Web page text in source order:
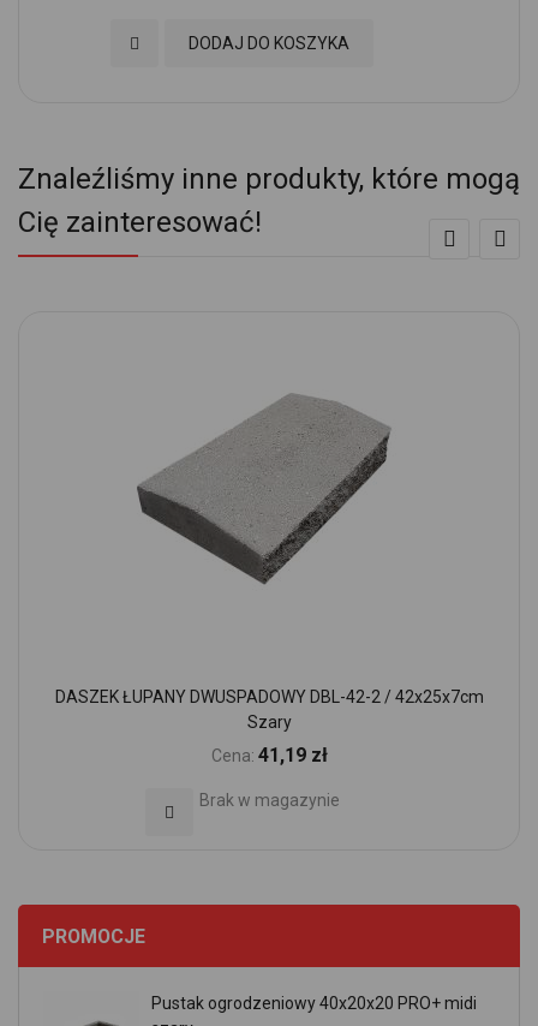
DODAJ DO KOSZYKA
Dodaj do Ulubionych
Znaleźliśmy inne produkty, które mogą
Cię zainteresować!
DASZEK ŁUPANY DWUSPADOWY DBL-42-2 / 42x25x7cm
Szary
Cena: 41,19 zł
Brak w magazynie
Dodaj do Ulubionych
PROMOCJE
Pustak ogrodzeniowy 40x20x20 PRO+ midi